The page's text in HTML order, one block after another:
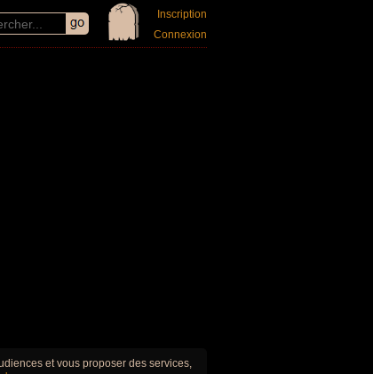
Inscription
Connexion
et vous proposer des services,